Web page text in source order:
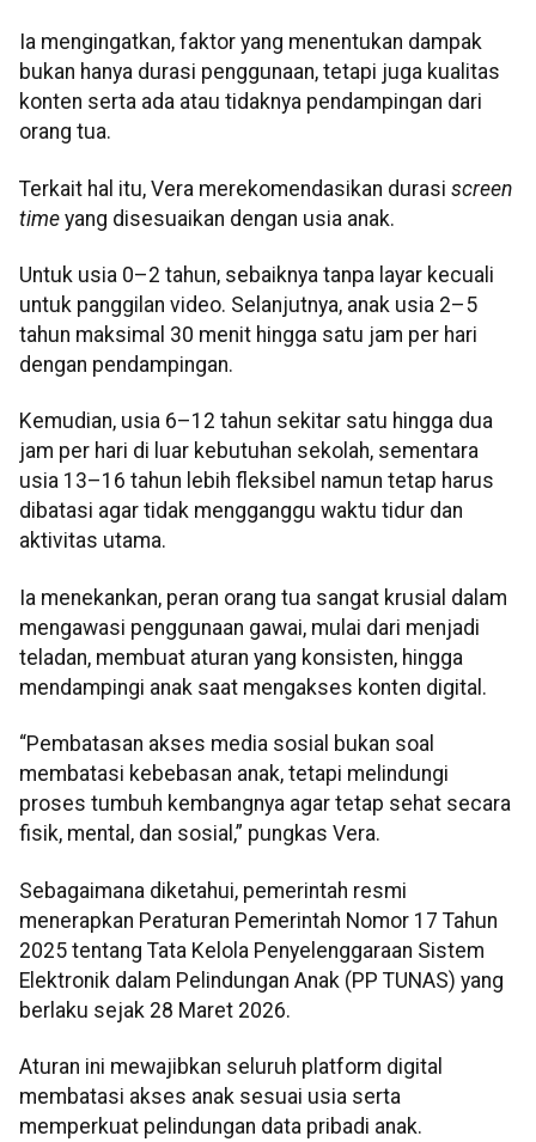
Ia mengingatkan, faktor yang menentukan dampak
bukan hanya durasi penggunaan, tetapi juga kualitas
konten serta ada atau tidaknya pendampingan dari
orang tua.
Terkait hal itu, Vera merekomendasikan durasi screen
time yang disesuaikan dengan usia anak.
Untuk usia 0–2 tahun, sebaiknya tanpa layar kecuali
untuk panggilan video. Selanjutnya, anak usia 2–5
tahun maksimal 30 menit hingga satu jam per hari
dengan pendampingan.
Kemudian, usia 6–12 tahun sekitar satu hingga dua
jam per hari di luar kebutuhan sekolah, sementara
usia 13–16 tahun lebih fleksibel namun tetap harus
dibatasi agar tidak mengganggu waktu tidur dan
aktivitas utama.
Ia menekankan, peran orang tua sangat krusial dalam
mengawasi penggunaan gawai, mulai dari menjadi
teladan, membuat aturan yang konsisten, hingga
mendampingi anak saat mengakses konten digital.
“Pembatasan akses media sosial bukan soal
membatasi kebebasan anak, tetapi melindungi
proses tumbuh kembangnya agar tetap sehat secara
fisik, mental, dan sosial,” pungkas Vera.
Sebagaimana diketahui, pemerintah resmi
menerapkan Peraturan Pemerintah Nomor 17 Tahun
2025 tentang Tata Kelola Penyelenggaraan Sistem
Elektronik dalam Pelindungan Anak (PP TUNAS) yang
berlaku sejak 28 Maret 2026.
Aturan ini mewajibkan seluruh platform digital
membatasi akses anak sesuai usia serta
memperkuat pelindungan data pribadi anak.